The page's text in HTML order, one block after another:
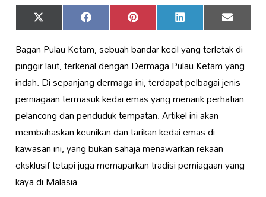
Share
on
X
(Twitter)
Share
on
Facebook Share
on
Pinterest Share
on
LinkedIn Share
on
Email
Bagan Pulau Ketam, sebuah bandar kecil yang terletak di
pinggir laut, terkenal dengan Dermaga Pulau Ketam yang
indah. Di sepanjang dermaga ini, terdapat pelbagai jenis
perniagaan termasuk kedai emas yang menarik perhatian
pelancong dan penduduk tempatan. Artikel ini akan
membahaskan keunikan dan tarikan kedai emas di
kawasan ini, yang bukan sahaja menawarkan rekaan
eksklusif tetapi juga memaparkan tradisi perniagaan yang
kaya di Malasia.